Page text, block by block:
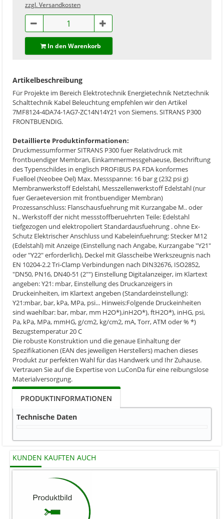
zzgl. Versandkosten
In den Warenkorb
Artikelbeschreibung
Für Projekte im Bereich Elektrotechnik Energietechnik Netztechnik
Schalttechnik Kabel Beleuchtung empfehlen wir den Artikel
7MF8124-4DA74-1AG7-ZC14N14Y21 von Siemens. SITRANS P300
FRONTBUENDIG.
Detaillierte Produktinformationen:
Druckmessumformer SITRANS P300 fuer Relativdruck mit
frontbuendiger Membran, Einkammermessgehaeuse, Beschriftung
des Typenschildes in englisch PROFIBUS PA FDA konformes
Fuelloel (Neobee Oel) Max. Messspanne: 16 bar g (232 psi g)
Membranwerkstoff Edelstahl, Messzellenwerkstoff Edelstahl (nur
fuer Geraeteversion mit frontbuendiger Membran)
Prozessanschluss: Flanschausfuehrung mit Kurzangabe M.. oder
N.. Werkstoff der nicht messstoffberuehrten Teile: Edelstahl
tiefgezogen und elektropoliert Standardausfuehrung . ohne Ex-
Schutz Elektrischer Anschluss und Kabeleinfuehrung: Stecker M12
(Edelstahl) mit Anzeige (Einstellung nach Angabe, Kurzangabe "Y21"
oder "Y22" erforderlich), Deckel mit Glasscheibe Werkszeugnis nach
EN 10204-2.2 Tri-Clamp Verbindungen nach DIN32676, ISO2852,
"DN50, PN16, DN40-51 (2"") Einstellung Digitalanzeiger, im Klartext
angeben: Y21: mbar, Einstellung des Druckanzeigers in
Druckeinheiten, im Klartext angeben (Standardeinstellung):
Y21:mbar, bar, kPa, MPa, psi... Hinweis:Folgende Druckeinheiten
sind waehlbar: bar, mbar, mm H2O*),inH2O*), ftH2O*), inHG, psi,
Pa, kPa, MPa, mmHG, g/cm2, kg/cm2, mA, Torr, ATM oder % *)
Bezugstemperatur 20 C
Die robuste Konstruktion und die genaue Einhaltung der
Spezifikationen (EAN des jeweiligen Herstellers) machen dieses
Produkt zur perfekten Wahl für das Handwerk und Ihr Zuhause.
Vertrauen Sie auf die Expertise von LuConDa für eine reibungslose
Materialversorgung.
PRODUKTINFORMATIONEN
Technische Daten
KUNDEN KAUFTEN AUCH